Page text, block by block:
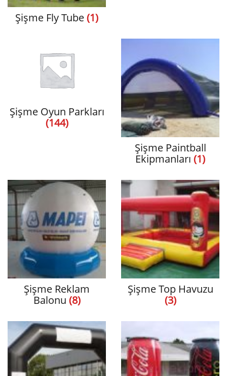
Şişme Fly Tube(1)
Şişme Oyun Parkları
(144)
Şişme Paintball
Ekipmanları (1)
Şişme Reklam
Balonu (8)
Şişme Top Havuzu
(3)